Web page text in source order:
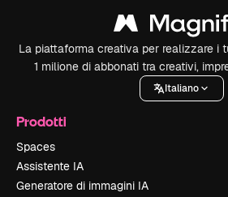
La piattaforma creativa per realizzare i
1 milione di abbonati tra creativi,
Italiano
Prodotti
Spaces
Assistente IA
Generatore di immagini IA